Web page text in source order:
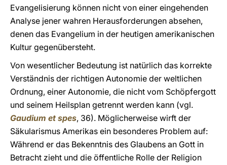
Evangelisierung können nicht von einer eingehenden
Analyse jener wahren Herausforderungen absehen,
denen das Evangelium in der heutigen amerikanischen
Kultur gegenübersteht.
Von wesentlicher Bedeutung ist natürlich das korrekte
Verständnis der richtigen Autonomie der weltlichen
Ordnung, einer Autonomie, die nicht vom Schöpfergott
und seinem Heilsplan getrennt werden kann (vgl.
Gaudium et spes, 36). Möglicherweise wirft der
Säkularismus Amerikas ein besonderes Problem auf:
Während er das Bekenntnis des Glaubens an Gott in
Betracht zieht und die öffentliche Rolle der Religion